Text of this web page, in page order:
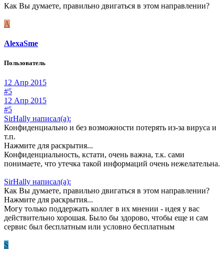
Как Вы думаете, правильно двигаться в этом направлении?
A
AlexaSme
Пользователь
12 Апр 2015
#5
12 Апр 2015
#5
SirHally написал(а):
Конфиденциально и без возможности потерять из-за вируса и
т.п.
Нажмите для раскрытия...
Конфиденциальность, кстати, очень важна, т.к. сами
понимаете, что утечка такой информаций очень нежелательна.
SirHally написал(а):
Как Вы думаете, правильно двигаться в этом направлении?
Нажмите для раскрытия...
Могу только поддержать коллег в их мнении - идея у вас
действительно хорошая. Было бы здорово, чтобы еще и сам
сервис был бесплатным или условно бесплатным
S